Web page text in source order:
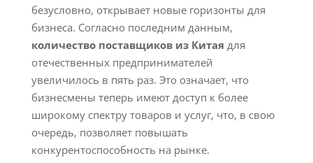
безусловно, открывает новые горизонты для
бизнеса. Согласно последним данным,
количество поставщиков из Китая для
отечественных предпринимателей
увеличилось в пять раз. Это означает, что
бизнесмены теперь имеют доступ к более
широкому спектру товаров и услуг, что, в свою
очередь, позволяет повышать
конкурентоспособность на рынке.